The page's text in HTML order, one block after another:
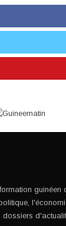
guinéen
dossiers